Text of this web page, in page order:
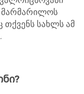
მარმარილოს
სახლს ამ